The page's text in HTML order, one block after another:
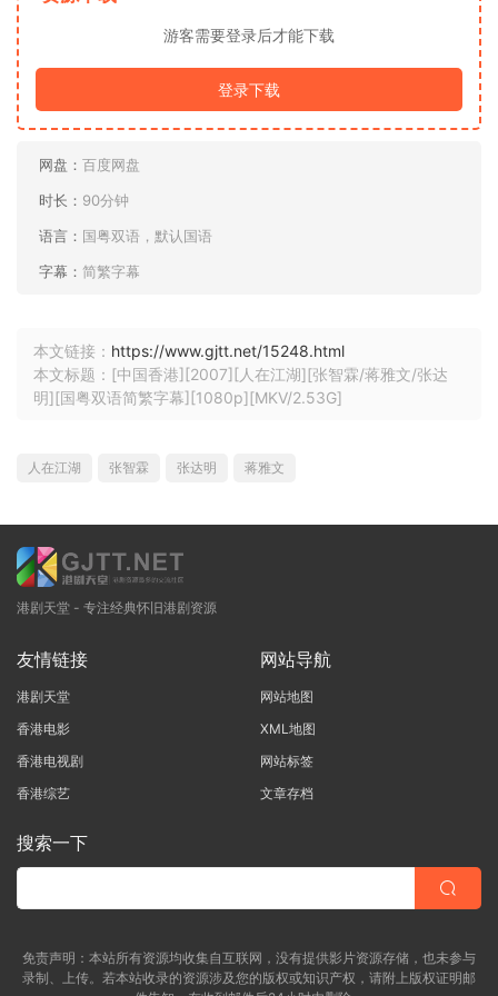
游客需要登录后才能下载
登录下载
网盘： 百度网盘
时长： 90分钟
语言： 国粤双语，默认国语
字幕： 简繁字幕
本文链接： https://www.gjtt.net/15248.html
本文标题：[中国香港][2007][人在江湖][张智霖/蒋雅文/张达
明][国粤双语简繁字幕][1080p][MKV/2.53G]
人在江湖 张智霖 张达明 蒋雅文
港剧天堂 - 专注经典怀旧港剧资源
友情链接
港剧天堂
香港电影
香港电视剧
香港综艺
网站导航
网站地图
XML地图
网站标签
文章存档
搜索一下
免责声明：本站所有资源均收集自互联网，没有提供影片资源存储，也未参与
录制、上传。若本站收录的资源涉及您的版权或知识产权，请附上版权证明邮